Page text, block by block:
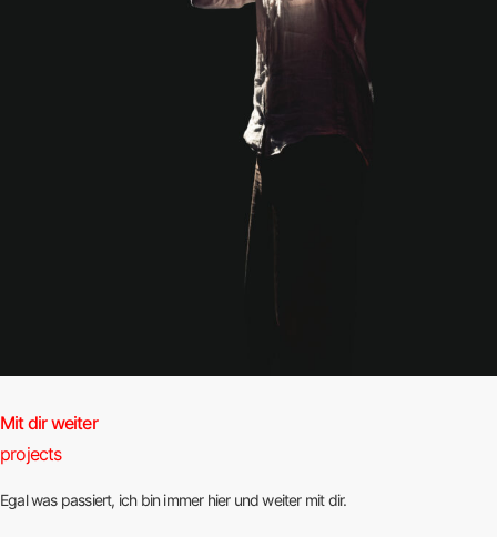
Mit dir weiter
projects
Egal was passiert, ich bin immer hier und weiter mit dir.